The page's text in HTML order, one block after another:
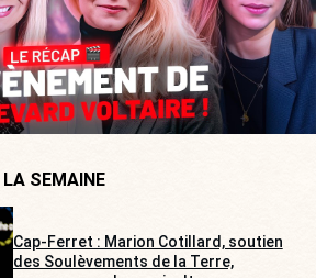
SEMAINE
Cap-Ferret : Marion Cotillard, soutien
des Soulèvements de la Terre,